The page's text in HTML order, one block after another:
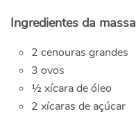
Ingredientes da massa
2 cenouras grandes
3 ovos
½ xícara de óleo
2 xícaras de açúcar